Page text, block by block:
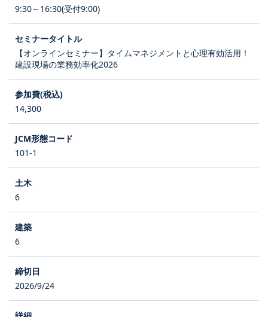
9:30～16:30(受付9:00)
【オンラインセミナー】タイムマネジメントと心理有効活用！
建設現場の業務効率化2026
14,300
101-1
6
6
2026/9/24